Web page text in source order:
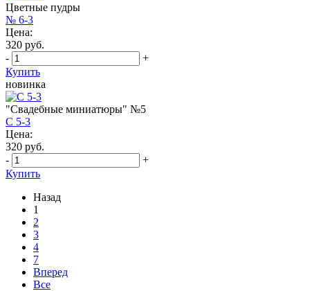
Цветные пудры
№ 6-3
Цена:
320 руб.
-
+
Купить
новинка
"Свадебные миниатюры" №5
С 5-3
Цена:
320 руб.
-
+
Купить
Назад
1
2
3
4
7
Вперед
Все